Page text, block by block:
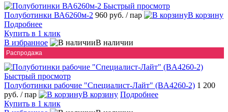
Быстрый просмотр
Полуботинки ВА6260м-2 960 руб. / пар
В корзину
Подробнее
Купить в 1 клик
В избранное
В наличии
Распродажа
Быстрый просмотр
Полуботинки рабочие "Специалист-Лайт" (BА4260-2) 1 200
руб. / пар В корзину Подробнее
Купить в 1 клик